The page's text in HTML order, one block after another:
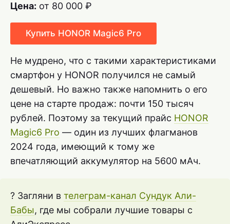
Цена: от 80 000 ₽
Купить HONOR Magic6 Pro
Не мудрено, что с такими характеристиками
смартфон у HONOR получился не самый
дешевый. Но важно также напомнить о его
цене на старте продаж: почти 150 тысяч
рублей. Поэтому за текущий прайс HONOR
Magic6 Pro — один из лучших флагманов
2024 года, имеющий к тому же
впечатляющий аккумулятор на 5600 мАч.
? Загляни в телеграм-канал Сундук Али-
Бабы, где мы собрали лучшие товары с